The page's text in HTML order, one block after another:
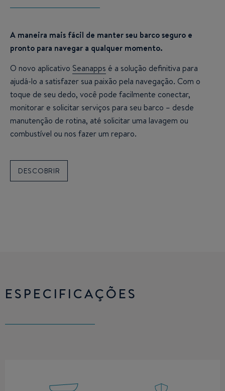
A maneira mais fácil de manter seu barco seguro e
pronto para navegar a qualquer momento.
O novo aplicativo Seanapps é a solução definitiva para
ajudá-lo a satisfazer sua paixão pela navegação. Com o
toque de seu dedo, você pode facilmente conectar,
monitorar e solicitar serviços para seu barco – desde
manutenção de rotina, até solicitar uma lavagem ou
combustível ou nos fazer um reparo.
DESCOBRIR
ESPECIFICAÇÕES